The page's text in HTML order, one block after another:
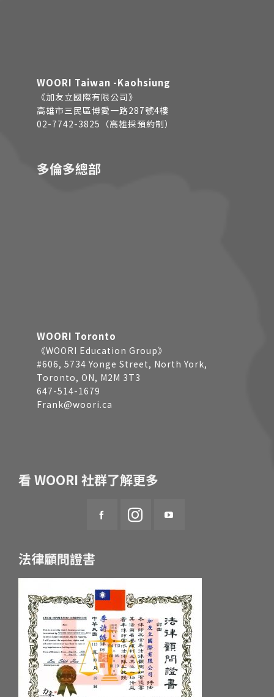
WOORI Taiwan -Kaohsiung
《加友立國際有限公司》
高雄市三民區博愛一路287號4樓
02-7742-3825（高雄採預約制）
多倫多總部
WOORI Toronto
《WOORI Education Group》
#606, 5734 Yonge Street, North York,
Toronto, ON, M2M 3T3
647-514-1679
Frank@woori.ca
看 WOORI 社群了解更多
法律顧問證書